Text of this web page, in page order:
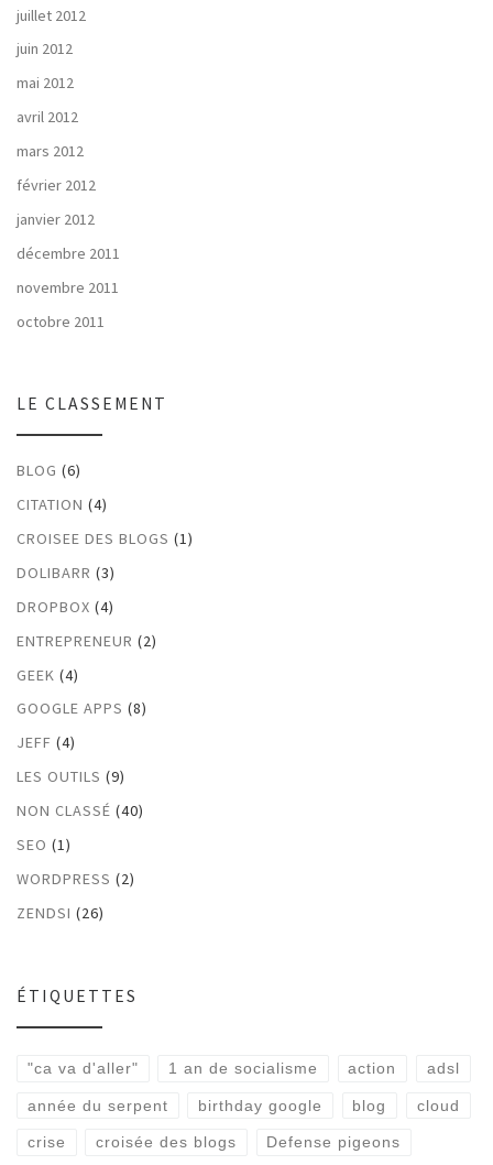
juillet 2012
juin 2012
mai 2012
avril 2012
mars 2012
février 2012
janvier 2012
décembre 2011
novembre 2011
octobre 2011
LE CLASSEMENT
BLOG (6)
CITATION (4)
CROISEE DES BLOGS (1)
DOLIBARR (3)
DROPBOX (4)
ENTREPRENEUR (2)
GEEK (4)
GOOGLE APPS (8)
JEFF (4)
LES OUTILS (9)
NON CLASSÉ (40)
SEO (1)
WORDPRESS (2)
ZENDSI (26)
ÉTIQUETTES
"ca va d'aller" 1 an de socialisme action adsl
année du serpent birthday google blog cloud
crise croisée des blogs Defense pigeons